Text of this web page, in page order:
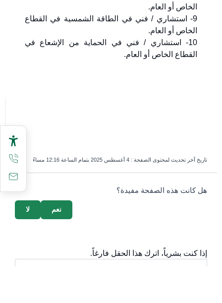
الخاص أو العام.
9- استشاري / فني في الطاقة الشمسية في القطاع
الخاص أو العام.
10- استشاري / فني في الحماية من الإشعاع في
القطاع الخاص أو العام.
تاريخ آخر تحديث لمحتوى الصفحة : 4 أغسطس 2025 بتمام الساعة 12:16 مساءً
survey_v2
هل كانت هذه الصفحة مفيدة؟
لا نعم
إذا كنت بشرياً، اترك هذا الحقل فارغاً.